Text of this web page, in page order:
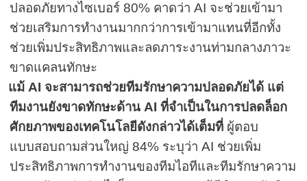
ปลอดภัยทางไซเบอร์ 80% คาดว่าAI จะช่วยเข้ามา
ช่วยเสริมการทำงานมากกว่าการเข้ามาแทนที่อีกทั้ง
ช่วยเพิ่มประสิทธิภาพและลดภาระงานท่ามกลางภาวะ
ขาดแคลนทักษะ
แม้AI จะสามารถช่วยทีมรักษาความปลอดภัยได้ แต่
ทีมงานยังขาดทักษะด้านAIที่จำเป็นในการปลดล็อก
ศักยภาพของเทคโนโลยีดังกล่าวได้เต็มที่ ผู้ตอบ
แบบสอบถามส่วนใหญ่84% ระบุว่าAI ช่วยเพิ่ม
ประสิทธิภาพการทำงานของทีมไอทีและทีมรักษาความ